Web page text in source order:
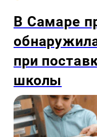
В Самаре
при
школы